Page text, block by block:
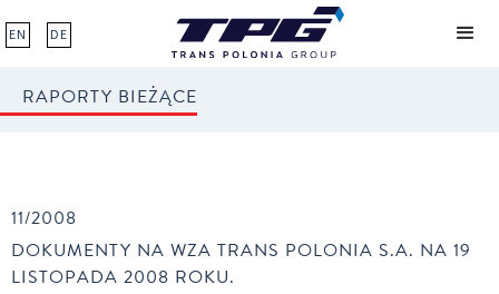
EN DE
RAPORTY BIEŻĄCE
11/2008
DOKUMENTY NA WZA TRANS POLONIA S.A. NA 19
LISTOPADA 2008 ROKU.